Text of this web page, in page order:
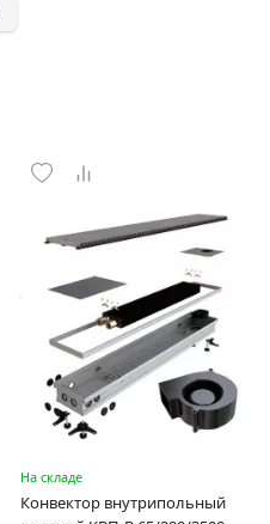
На складе
Конвектор внутрипольный